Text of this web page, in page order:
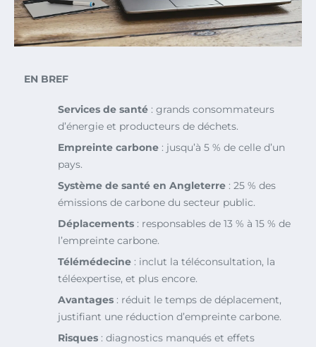
EN BREF
Services de santé : grands consommateurs
d’énergie et producteurs de déchets.
Empreinte carbone : jusqu’à 5 % de celle d’un
pays.
Système de santé en Angleterre : 25 % des
émissions de carbone du secteur public.
Déplacements : responsables de 13 % à 15 % de
l’empreinte carbone.
Télémédecine : inclut la téléconsultation, la
téléexpertise, et plus encore.
Avantages : réduit le temps de déplacement,
justifiant une réduction d’empreinte carbone.
Risques : diagnostics manqués et effets